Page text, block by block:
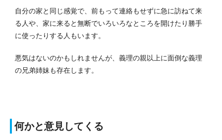
自分の家と同じ感覚で、前もって連絡もせずに急に訪ねて来
る人や、家に来ると無断でいろいろなところを開けたり勝手
に使ったりする人もいます。
悪気はないのかもしれませんが、義理の親以上に面倒な義理
の兄弟姉妹も存在します。
何かと意見してくる